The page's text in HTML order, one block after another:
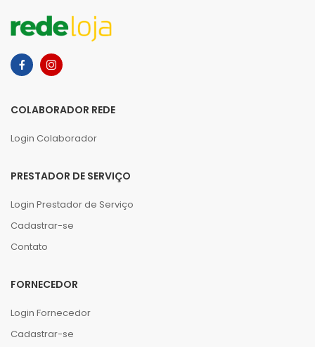
COLABORADOR REDE
Login Colaborador
PRESTADOR DE SERVIÇO
Login Prestador de Serviço
Cadastrar-se
Contato
FORNECEDOR
Login Fornecedor
Cadastrar-se